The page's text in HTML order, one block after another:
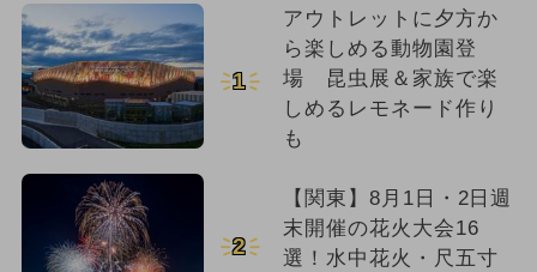
1
アウトレットに夕方か
ら楽しめる動物園登
場 昆虫展＆家族で楽
しめるレモネード作り
も
2
【関東】8月1日・2日週
末開催の花火大会16
選！水中花火・尺五寸